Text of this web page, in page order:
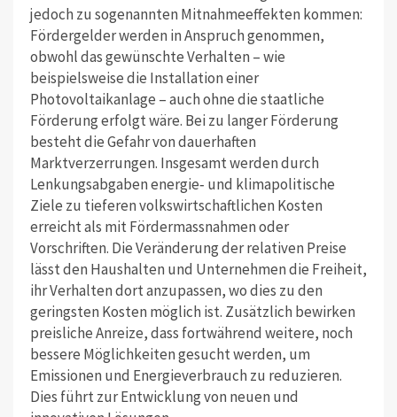
jedoch zu sogenannten Mitnahmeeffekten kommen:
Fördergelder werden in Anspruch genommen,
obwohl das gewünschte Verhalten – wie
beispielsweise die Installation einer
Photovoltaikanlage – auch ohne die staatliche
Förderung erfolgt wäre. Bei zu langer Förderung
besteht die Gefahr von dauerhaften
Marktverzerrungen. Insgesamt werden durch
Lenkungsabgaben energie‐ und klimapolitische
Ziele zu tieferen volkswirtschaftlichen Kosten
erreicht als mit Fördermassnahmen oder
Vorschriften. Die Veränderung der relativen Preise
lässt den Haushalten und Unternehmen die Freiheit,
ihr Verhalten dort anzupassen, wo dies zu den
geringsten Kosten möglich ist. Zusätzlich bewirken
preisliche Anreize, dass fortwährend weitere, noch
bessere Möglichkeiten gesucht werden, um
Emissionen und Energieverbrauch zu reduzieren.
Dies führt zur Entwicklung von neuen und